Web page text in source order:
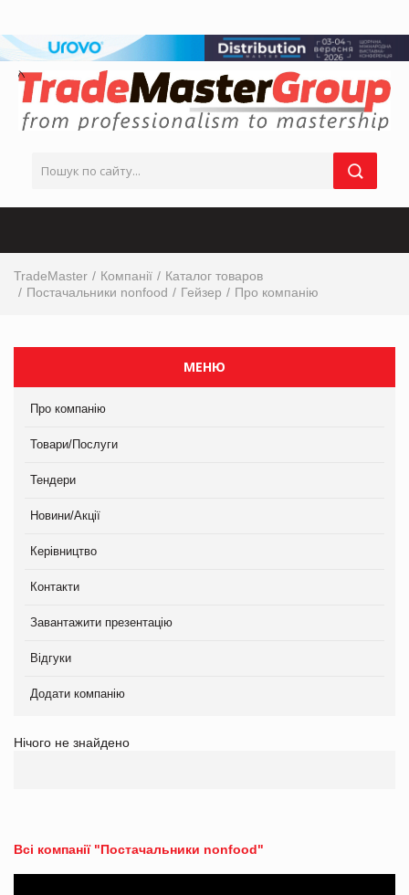
TradeMaster Компанії
Каталог товаров
Постачальники nonfood
Гейзер Про компанію
МЕНЮ
Про компанію
Товари/Послуги
Тендери
Новини/Акції
Керівництво
Контакти
Завантажити презентацію
Відгуки
Додати компанію
Нічого не знайдено
Всі компанії "Постачальники nonfood"